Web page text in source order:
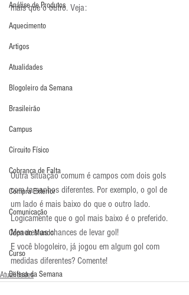
Análise de Produtos
Aquecimento
Artigos
Atualidades
Blogoleiro da Semana
Brasileirão
Campus
Circuito Físico
Cobrança de Falta
Compra Exterior
Comunicação
Copa do Mundo
Curso
Defesa da Semana
mais que o outro. Veja:
Outra situação comum é campos com dois gols
com tamanhos diferentes. Por exemplo, o gol de
um lado é mais baixo do que o outro lado.
Logicamente que o gol mais baixo é o preferido.
Menores as chances de levar gol!
E você blogoleiro, já jogou em algum gol com
medidas diferentes? Comente!
Atualidades